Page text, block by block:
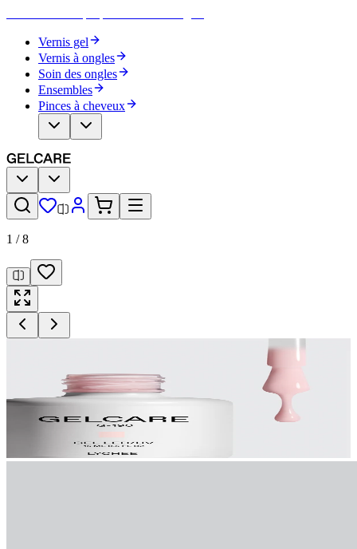
Vernis gel
Vernis à ongles
Soin des ongles
Ensembles
Pinces à cheveux
1 /8